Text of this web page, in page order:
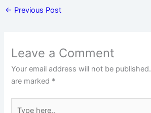
← Previous Post
Leave a Comment
Your email address will not be published.
are marked *